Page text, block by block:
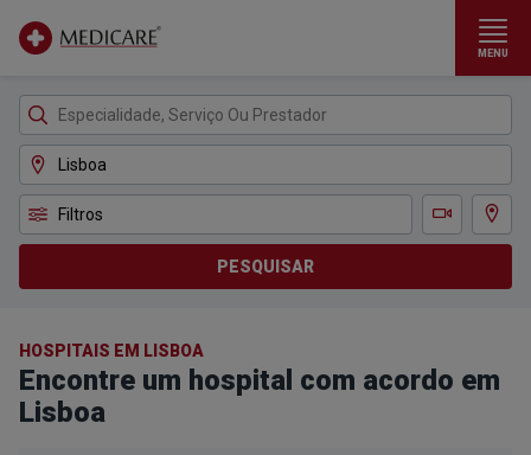
MENU
Filtros
Teleconsulta
Ver
PESQUISAR
HOSPITAIS EM LISBOA
Encontre um hospital com acordo em
Lisboa